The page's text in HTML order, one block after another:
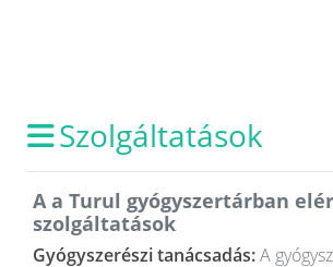
Szolgáltatások
A a Turul gyógyszertárban
szolgáltatások
Gyógyszerészi tanácsadás:A